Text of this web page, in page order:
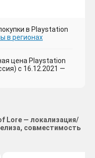
в Playstation
в регионах
цена Playstation
с 16.12.2021 —
Lore — локализация/
совместимость